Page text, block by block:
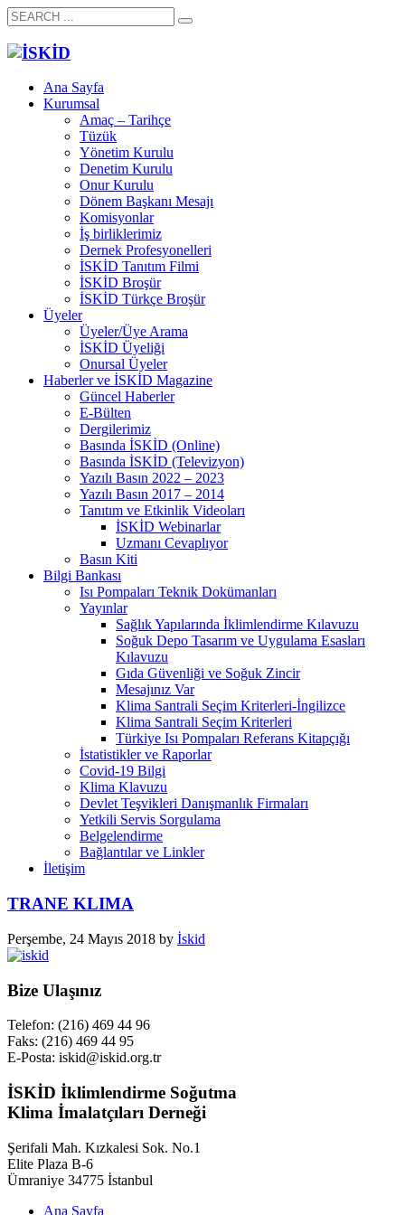
Ana Sayfa
Kurumsal
Amaç – Tarihçe
Tüzük
Yönetim Kurulu
Denetim Kurulu
Onur Kurulu
Dönem Başkanı Mesajı
Komisyonlar
İş birliklerimiz
Dernek Profesyonelleri
İSKİD Tanıtım Filmi
İSKİD Broşür
İSKİD Türkçe Broşür
Üyeler
Üyeler/Üye Arama
İSKİD Üyeliği
Onursal Üyeler
Haberler ve İSKİD Magazine
Güncel Haberler
E-Bülten
Dergilerimiz
Basında İSKİD (Online)
Basında İSKİD (Televizyon)
Yazılı Basın 2022 – 2023
Yazılı Basın 2017 – 2014
Tanıtım ve Etkinlik Videoları
İSKİD Webinarlar
Uzmanı Cevaplıyor
Basın Kiti
Bilgi Bankası
Isı Pompaları Teknik Dokümanları
Yayınlar
Sağlık Yapılarında İklimlendirme Kılavuzu
Soğuk Depo Tasarım ve Uygulama Esasları
Kılavuzu
Gıda Güvenliği ve Soğuk Zincir
Mesajınız Var
Klima Santrali Seçim Kriterleri-İngilizce
Klima Santrali Seçim Kriterleri
Türkiye Isı Pompaları Referans Kitapçığı
İstatistikler ve Raporlar
Covid-19 Bilgi
Klima Klavuzu
Devlet Teşvikleri Danışmanlık Firmaları
Yetkili Servis Sorgulama
Belgelendirme
Bağlantılar ve Linkler
İletişim
TRANE KLIMA
Perşembe, 24 Mayıs 2018 by İskid
Bize Ulaşınız
Telefon: (216) 469 44 96
Faks: (216) 469 44 95
E-Posta: iskid@iskid.org.tr
İSKİD İklimlendirme Soğutma
Klima İmalatçıları Derneği
Şerifali Mah. Kızkalesi Sok. No.1
Elite Plaza B-6
Ümraniye 34775 İstanbul
Ana Sayfa